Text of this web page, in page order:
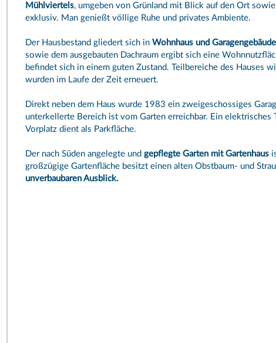
Mühlviertels, umgeben von Grünland mit Blick auf den Ort
exklusiv. Man genießt völlige Ruhe und privates Ambiente.
Der Hausbestand gliedert sich in Wohnhaus und Garagengebäude
sowie dem ausgebauten Dachraum ergibt sich eine
befindet sich in einem guten Zustand. Teilbereiche des Hauses
wurden im Laufe der Zeit erneuert.
Direkt neben dem Haus wurde 1983 ein zweigeschossiges
unterkellerte Bereich ist vom Garten erreichbar. Ein
Vorplatz dient als Parkfläche.
Der nach Süden angelegte und gepflegte Garten mit Gartenhaus
großzügige Gartenfläche besitzt einen alten Obstbaum- und
unverbaubaren Ausblick.